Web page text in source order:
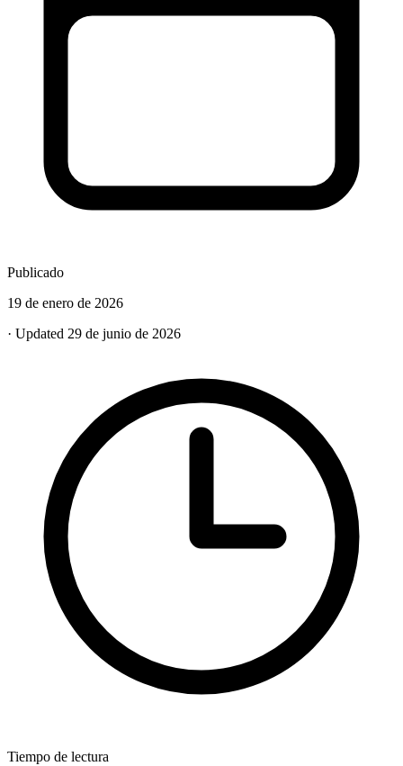
Publicado
19 de enero de 2026
· Updated 29 de junio de 2026
Tiempo de lectura